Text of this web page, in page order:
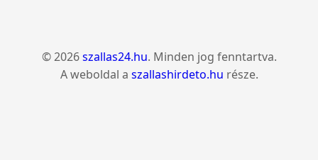
© 2026szallas24.hu. Minden jog fenntartva.
A weboldal a szallashirdeto.hu része.